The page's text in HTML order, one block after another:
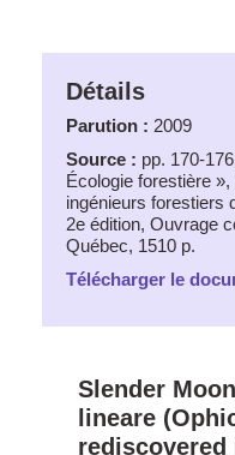
Détails
Parution : 2009
Source : pp. 170-
Écologie forestière
ingénieurs forestiers
2e édition, Ouvrage
Québec, 1510 p.
Télécharger le
Slender
lineare
rediscovered